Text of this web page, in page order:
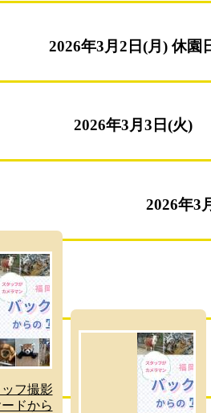
2026年3月2日(月) 休園
2026年3月3日(火)
2026年3
フ撮影
ードから